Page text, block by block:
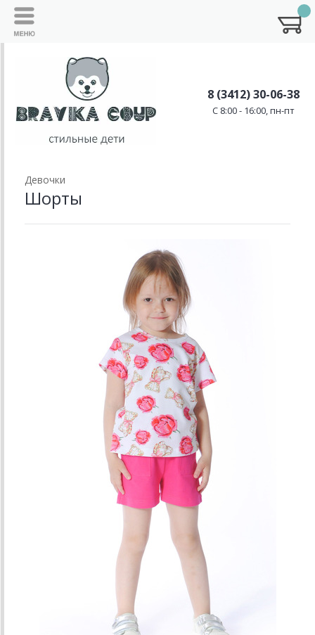
8 (3412) 30-06-38
C 8:00 - 16:00, пн-пт
Девочки
Шорты